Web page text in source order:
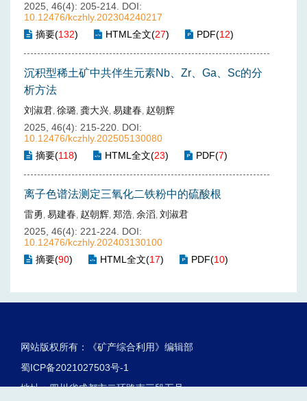
2025, 46(4): 205-214. DOI:
10.12476/kczhly.202304240217
摘要(132) HTML全文(27) PDF(12)
沉积型稀土矿中共伴生元素Nb、Zr、Ga、Sc的分
析方法
刘淑君, 徐璐, 龚大兴, 易建春, 赵朝辉
2025, 46(4): 215-220. DOI:
10.12476/kczhly.202505130080
摘要(118) HTML全文(23) PDF(7)
离子色谱法测定三氧化二铁粉中的硫酸根
雷勇, 易建春, 赵朝辉, 郑浩, 余滔, 刘淑君
2025, 46(4): 221-224. DOI:
10.12476/kczhly.202403130100
摘要(90) HTML全文(17) PDF(10)
网站版权所有：《矿产综合利用》编辑部
蜀ICP备2021027503号-1
地址：四川省成都市二环路南三段五号